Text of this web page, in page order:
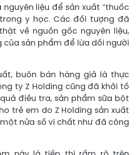
liệu để sản xuất “thuốc
y học. Các đối tượng đã
về nguồn gốc nguyên liệu,
của sản phẩm để lừa dối người
buôn bán hàng giả là thực
ty Z Holding cũng đã khởi tố
điều tra, sản phẩm sữa bột
trẻ em do Z Holding sản xuất
nửa số vi chất như đã công